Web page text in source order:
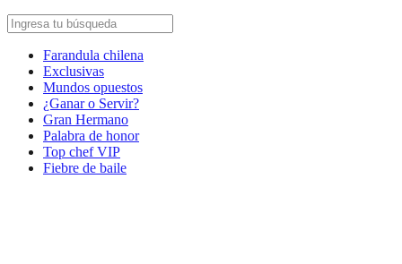
Farandula chilena
Exclusivas
Mundos opuestos
¿Ganar o Servir?
Gran Hermano
Palabra de honor
Top chef VIP
Fiebre de baile